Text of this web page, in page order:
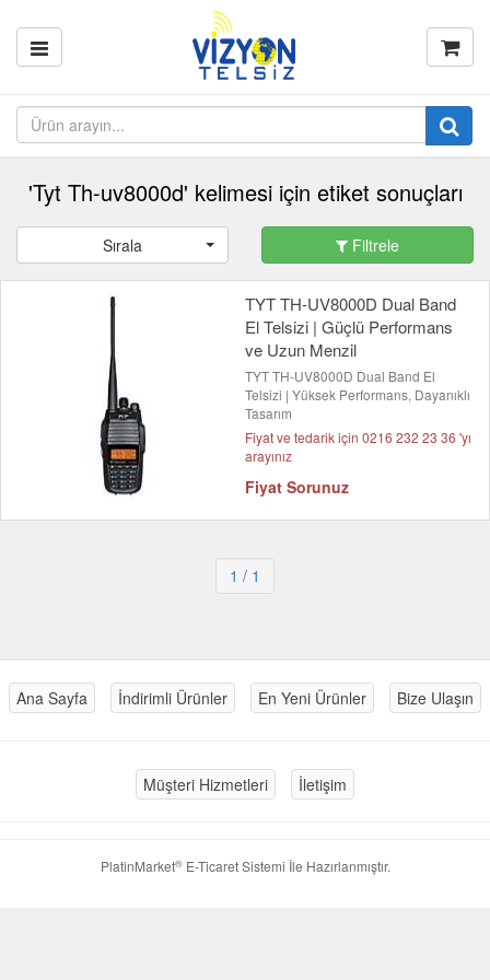
'Tyt Th-uv8000d' kelimesi için etiket sonuçları
Sırala Filtrele
TYT TH-UV8000D Dual Band
El Telsizi | Güçlü Performans
ve Uzun Menzil
TYT TH-UV8000D Dual Band El
Telsizi | Yüksek Performans, Dayanıklı
Tasarım
Fiyat ve tedarik için 0216 232 23 36 'yı
arayınız
Fiyat Sorunuz
1 / 1
Ana Sayfa İndirimli Ürünler En Yeni Ürünler Bize Ulaşın
Müşteri Hizmetleri İletişim
PlatinMarket®E-Ticaret Sistemi İle Hazırlanmıştır.